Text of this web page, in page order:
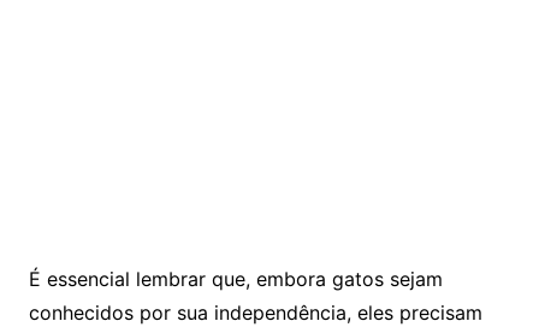
É essencial lembrar que, embora gatos sejam
conhecidos por sua independência, eles precisam